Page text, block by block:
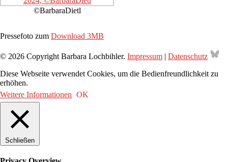
©BarbaraDietl
Pressefoto zum Download 3MB
© 2026 Copyright Barbara Lochbihler. Impressum | Datenschutz
Diese Webseite verwendet Cookies, um die Bedienfreundlichkeit zu
erhöhen.
Weitere Informationen OK
Schließen